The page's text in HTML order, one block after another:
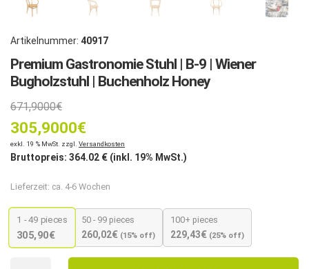
Artikelnummer: 40917
Premium Gastronomie Stuhl | B-9 | Wiener
Bugholzstuhl | Buchenholz Honey
671,9000€
305,9000€
exkl. 19 % MwSt. zzgl. Versandkosten
Bruttopreis: 364.02 € (inkl. 19% MwSt.)
Lieferzeit: ca. 4-6 Wochen
1 - 49 pieces
305,90€
50 - 99 pieces
260,02€ (15% off)
100+ pieces
229,43€ (25% off)